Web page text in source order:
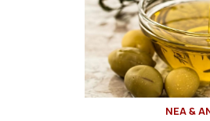
ΝΕΑ &